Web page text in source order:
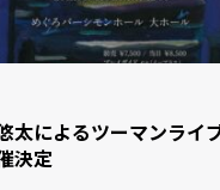
太によるツーマンライ
決定